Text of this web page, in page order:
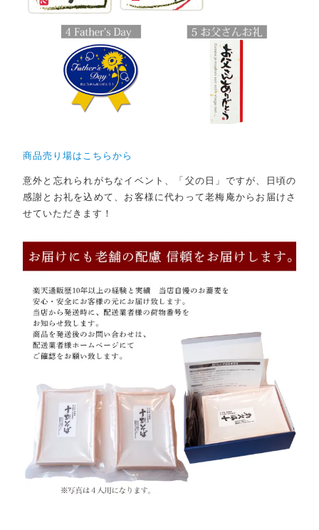
CONTACT
プライバシーポリシー 特定商取引法に基づく表記
商品売り場はこちらから
意外と忘れられがちなイベント、「父の日」ですが、日頃の
感謝とお礼を込めて、お客様に代わって老梅庵からお届けさ
せていただきます！